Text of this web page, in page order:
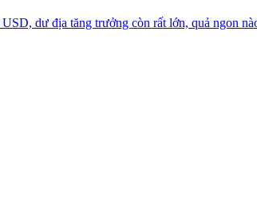
dư địa tăng trưởng còn rất lớn, quả ngon